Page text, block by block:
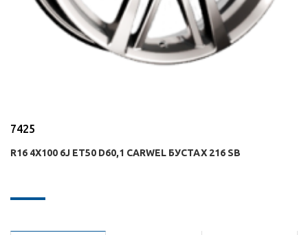
7425
R16 4X100 6J ET50 D60,1 CARWEL БУСТАХ 216 SB